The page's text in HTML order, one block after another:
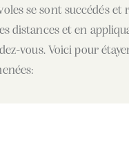
se sont succédés
distances et en
vous. Voici pour